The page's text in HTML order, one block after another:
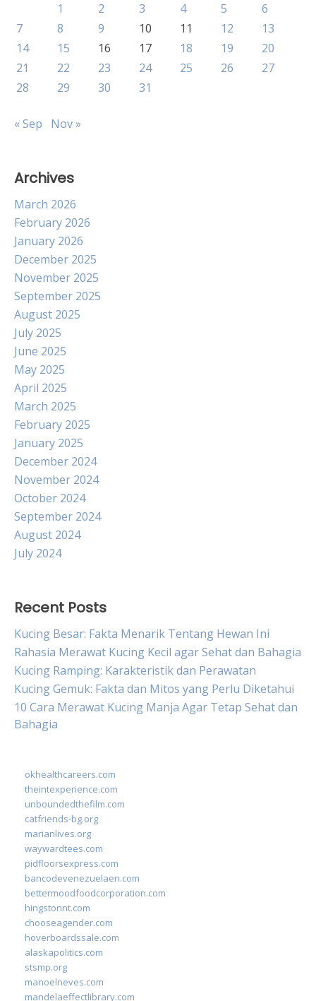
1
2 3 4 5
6
7
8 9 10 11 12
13
14
15 16 17 18 19
20
21
22 23 24 25 26
27
28
29 30 31
« Sep Nov »
Archives
March 2026
February 2026
January 2026
December 2025
November 2025
September 2025
August 2025
July 2025
June 2025
May 2025
April 2025
March 2025
February 2025
January 2025
December 2024
November 2024
October 2024
September 2024
August 2024
July 2024
Recent Posts
Kucing Besar: Fakta Menarik Tentang Hewan Ini
Rahasia Merawat Kucing Kecil agar Sehat dan Bahagia
Kucing Ramping: Karakteristik dan Perawatan
Kucing Gemuk: Fakta dan Mitos yang Perlu Diketahui
10 Cara Merawat Kucing Manja Agar Tetap Sehat dan
Bahagia
okhealthcareers.com
theintexperience.com
unboundedthefilm.com
catfriends-bg.org
marianlives.org
waywardtees.com
pidfloorsexpress.com
bancodevenezuelaen.com
bettermoodfoodcorporation.com
hingstonnt.com
chooseagender.com
hoverboardssale.com
alaskapolitics.com
stsmp.org
manoelneves.com
mandelaeffectlibrary.com